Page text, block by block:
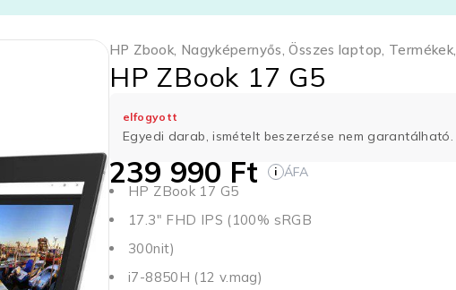
HP Zbook, Nagyképernyős,Összes laptop, Termékek,
HP ZBook 17 G5
elfogyott
Egyedi darab, ismételt beszerzése nem garantálható.
239 990 Ft i ÁFA
HP ZBook 17 G5
17.3" FHD IPS (100% sRGB
300nit)
i7-8850H (12 v.mag)